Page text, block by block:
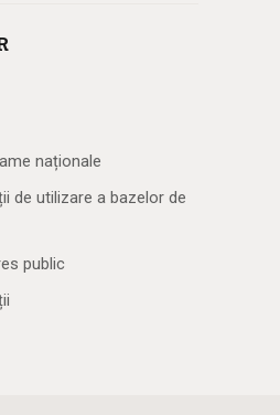
naționale
de utilizare a bazelor de
public